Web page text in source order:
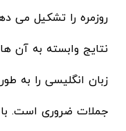
روزمره را تشکیل می
نتایج وابسته به آن
زبان انگلیسی را به
جملات ضروری است. با